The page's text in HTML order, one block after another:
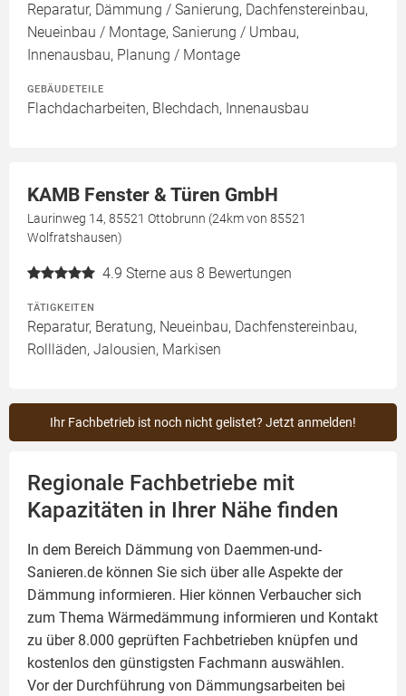
Reparatur, Dämmung / Sanierung, Dachfenstereinbau,
Neueinbau / Montage, Sanierung / Umbau,
Innenausbau, Planung / Montage
GEBÄUDETEILE
Flachdacharbeiten, Blechdach, Innenausbau
KAMB Fenster & Türen GmbH
Laurinweg 14, 85521 Ottobrunn (24km von 85521
Wolfratshausen)
4.9 Sterne aus 8 Bewertungen
TÄTIGKEITEN
Reparatur, Beratung, Neueinbau, Dachfenstereinbau,
Rollläden, Jalousien, Markisen
Ihr Fachbetrieb ist noch nicht gelistet? Jetzt anmelden!
Regionale Fachbetriebe mit
Kapazitäten in Ihrer Nähe finden
In dem Bereich Dämmung von Daemmen-und-
Sanieren.de können Sie sich über alle Aspekte der
Dämmung informieren. Hier können Verbaucher sich
zum Thema Wärmedämmung informieren und Kontakt
zu über 8.000 geprüften Fachbetrieben knüpfen und
kostenlos den günstigsten Fachmann auswählen.
Vor der Durchführung von Dämmungsarbeiten bei